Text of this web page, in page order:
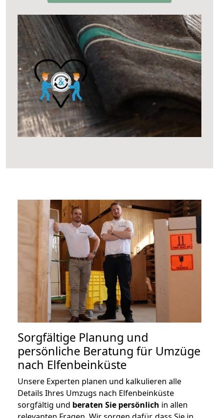
Sorgfältige Planung und
persönliche Beratung für Umzüge
nach Elfenbeinküste
Unsere Experten planen und kalkulieren alle
Details Ihres Umzugs nach Elfenbeinküste
sorgfältig und beraten Sie persönlich in allen